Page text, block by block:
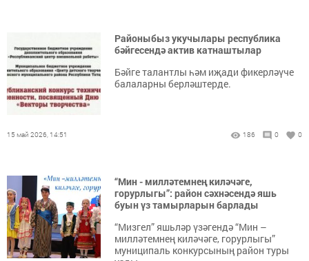
Районыбыз укучылары республика
бәйгесендә актив катнаштылар
Бәйге талантлы һәм иҗади фикерләүче
балаларны берләштерде.
15 май 2026, 14:51 186 0 0
“Мин - милләтемнең киләчәге,
горурлыгы”: район сәхнәсендә яшь
буын үз тамырларын барлады
“Мизгел” яшьләр үзәгендә “Мин –
милләтемнең киләчәге, горурлыгы”
муниципаль конкурсының район туры